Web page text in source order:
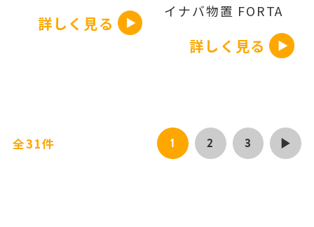
詳しく見る
イナバ物置 FORTA
詳しく見る
全31件 1 2 3